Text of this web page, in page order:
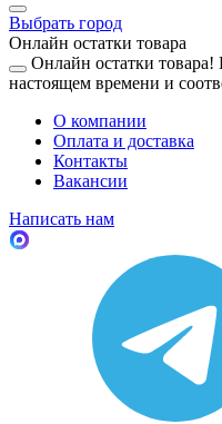
Выбрать город
Онлайн остатки товара
Онлайн остатки товара!
настоящем времени и
О компании
Оплата и доставка
Контакты
Вакансии
Написать нам